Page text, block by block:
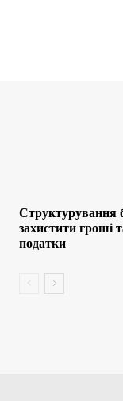
Структурування
захистити гроші
податки